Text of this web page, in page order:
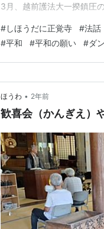
3月、越前護法大一揆鎮圧
記録によると「明治３７年
る」と記され鯖江三十六連
#しほうだに正覚寺 #法話
#平和 #平和の願い #ダ
ほうわ • 2年前
歓喜会（かんぎえ）